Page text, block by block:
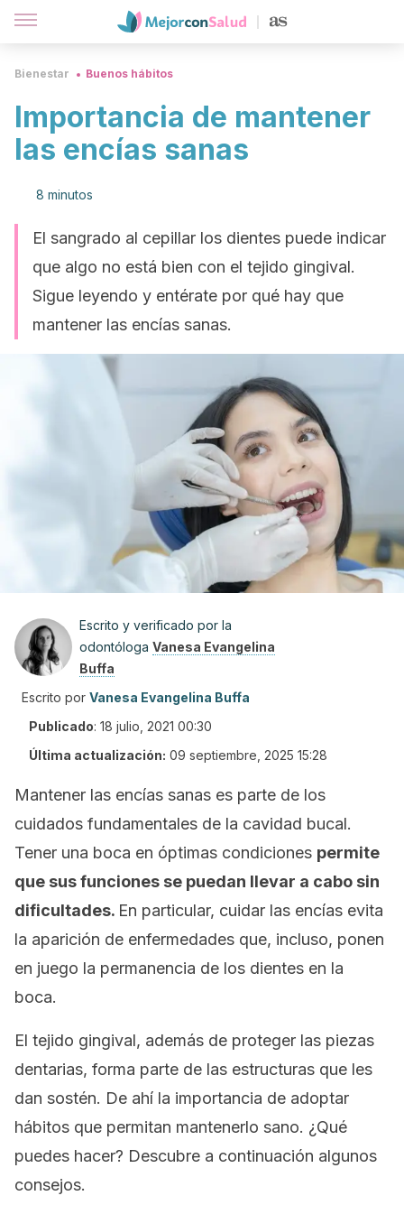
Bienestar Buenos hábitos
Importancia de mantener
las encías sanas
8 minutos
El sangrado al cepillar los dientes puede indicar
que algo no está bien con el tejido gingival.
Sigue leyendo y entérate por qué hay que
mantener las encías sanas.
Escrito y verificado por la
odontóloga Vanesa Evangelina
Buffa
Escrito por Vanesa Evangelina Buffa
Publicado: 18 julio, 2021 00:30
Última actualización: 09 septiembre, 2025 15:28
Mantener las encías sanas es parte de los
cuidados fundamentales de la cavidad bucal.
Tener una boca en óptimas condiciones permite
que sus funciones se puedan llevar a cabo sin
dificultades. En particular, cuidar las encías evita
la aparición de enfermedades que, incluso, ponen
en juego la permanencia de los dientes en la
boca.
El tejido gingival, además de proteger las piezas
dentarias, forma parte de las estructuras que les
dan sostén. De ahí la importancia de adoptar
hábitos que permitan mantenerlo sano. ¿Qué
puedes hacer? Descubre a continuación algunos
consejos.